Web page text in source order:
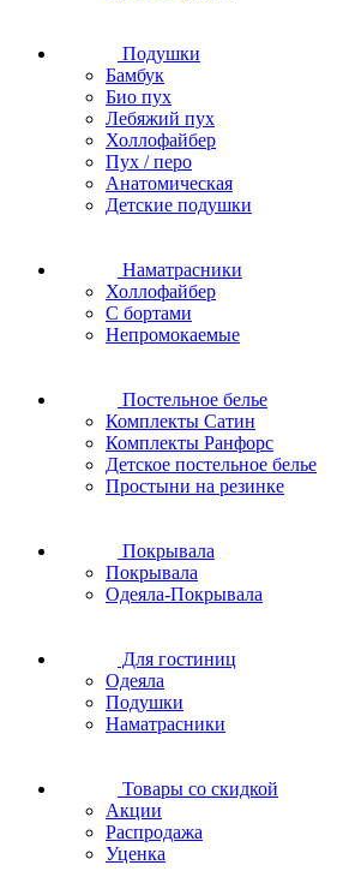
Подушки
Бамбук
Био пух
Лебяжий пух
Холлофайбер
Пух / перо
Анатомическая
Детские подушки
Наматрасники
Холлофайбер
С бортами
Непромокаемые
Постельное белье
Комплекты Сатин
Комплекты Ранфорс
Детское постельное белье
Простыни на резинке
Покрывала
Покрывала
Одеяла-Покрывала
Для гостиниц
Одеяла
Подушки
Наматрасники
Товары со скидкой
Акции
Распродажа
Уценка